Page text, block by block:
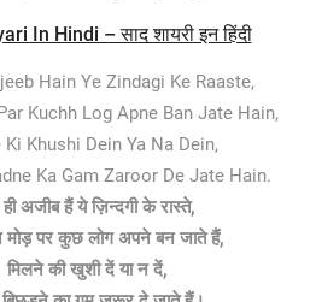
In Hindi – साद शायरी इन हिंदी
Hain Ye Zindagi Ke Raaste,
Kuchh Log Apne Ban Jate Hain,
Ki Khushi Dein Ya Na Dein,
Ka Gam Zaroor De Jate Hain.
अजीब हैं ये ज़िन्दगी के रास्ते,
पर कुछ लोग अपने बन जाते हैं,
मिलने की खुशी दें या न दें,